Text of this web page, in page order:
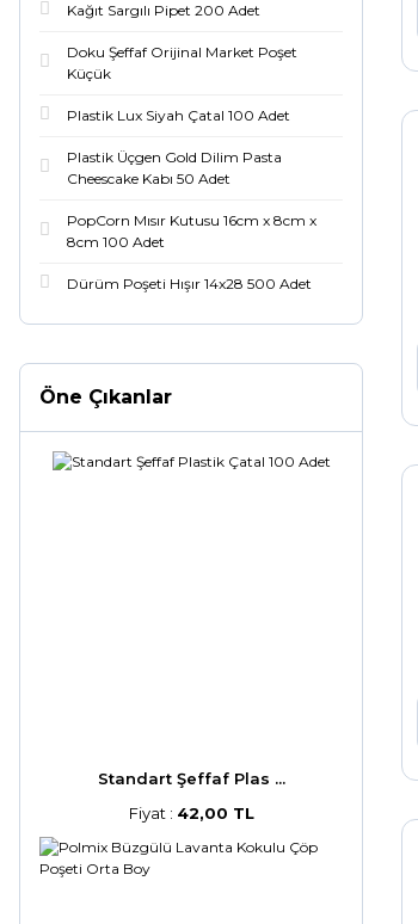
Kağıt Sargılı Pipet 200 Adet
Doku Şeffaf Orijinal Market Poşet
Küçük
Plastik Lux Siyah Çatal 100 Adet
Plastik Üçgen Gold Dilim Pasta
Cheescake Kabı 50 Adet
PopCorn Mısır Kutusu 16cm x 8cm x
8cm 100 Adet
Dürüm Poşeti Hışır 14x28 500 Adet
Öne Çıkanlar
Standart Şeffaf Plas ...
Fiyat : 42,00 TL